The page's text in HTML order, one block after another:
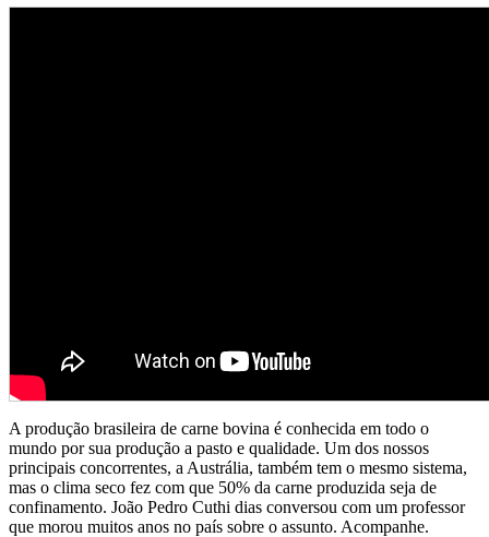
A produção brasileira de carne bovina é conhecida em todo o
mundo por sua produção a pasto e qualidade. Um dos nossos
principais concorrentes, a Austrália, também tem o mesmo sistema,
mas o clima seco fez com que 50% da carne produzida seja de
confinamento. João Pedro Cuthi dias conversou com um professor
que morou muitos anos no país sobre o assunto. Acompanhe.